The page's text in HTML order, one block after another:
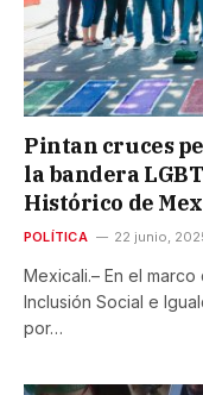
Pintan cruces
la bandera
Histórico de
POLÍTICA 22 junio,
Mexicali.– En el
Inclusión Social e
por…